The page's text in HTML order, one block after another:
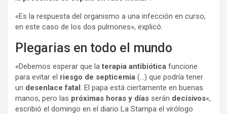
«Es la respuesta del organismo a una infección en curso,
en este caso de los dos pulmones», explicó.
Plegarias en todo el mundo
«Debemos esperar que laterapia antibiótica funcione
para evitar el riesgo de septicemia (…) que podría tener
un desenlace fatal. El papa está ciertamente en buenas
manos, pero las próximas horas y días serán decisivos«,
escribió el domingo en el diario La Stampa el virólogo